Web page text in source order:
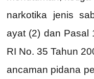
narkotika jenis
ayat (2) dan Pasal
RI No. 35 Tahun
ancaman pidana